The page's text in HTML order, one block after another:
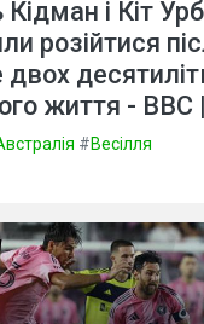
Кідман і Кіт
розійтися
життя -
#Весілля